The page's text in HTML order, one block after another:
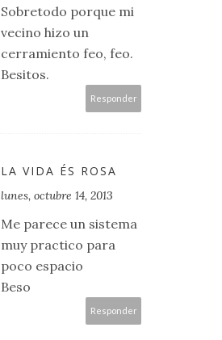
Sobretodo porque mi
vecino hizo un
cerramiento feo, feo.
Besitos.
Responder
LA VIDA ÉS ROSA
lunes, octubre 14, 2013
Me parece un sistema
muy practico para
poco espacio
Beso
Responder